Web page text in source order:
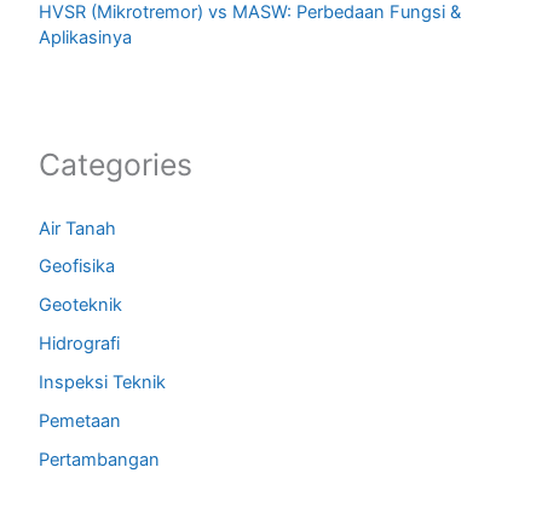
HVSR (Mikrotremor) vs MASW: Perbedaan Fungsi &
Aplikasinya
Categories
Air Tanah
Geofisika
Geoteknik
Hidrografi
Inspeksi Teknik
Pemetaan
Pertambangan